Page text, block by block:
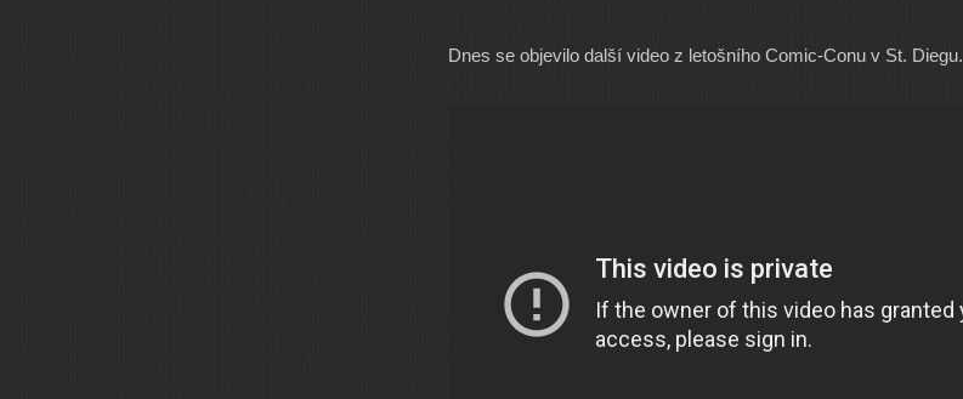
Dnes se objevilo další video z letošního Comic-Conu v St. Diegu.